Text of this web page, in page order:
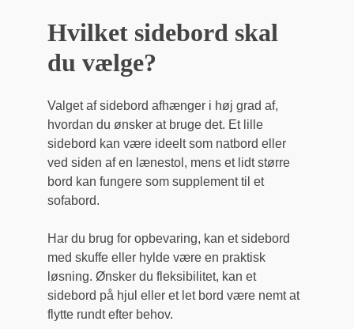
Hvilket sidebord skal
du vælge?
Valget af sidebord afhænger i høj grad af,
hvordan du ønsker at bruge det. Et lille
sidebord kan være ideelt som natbord eller
ved siden af en lænestol, mens et lidt større
bord kan fungere som supplement til et
sofabord.
Har du brug for opbevaring, kan et sidebord
med skuffe eller hylde være en praktisk
løsning. Ønsker du fleksibilitet, kan et
sidebord på hjul eller et let bord være nemt at
flytte rundt efter behov.